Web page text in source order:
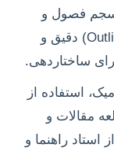
فصول و
ایجاد یک طرح کلی (Outline) دقیق و
ساختاردهی.
استفاده از
مقالات و
استاد راهنما و